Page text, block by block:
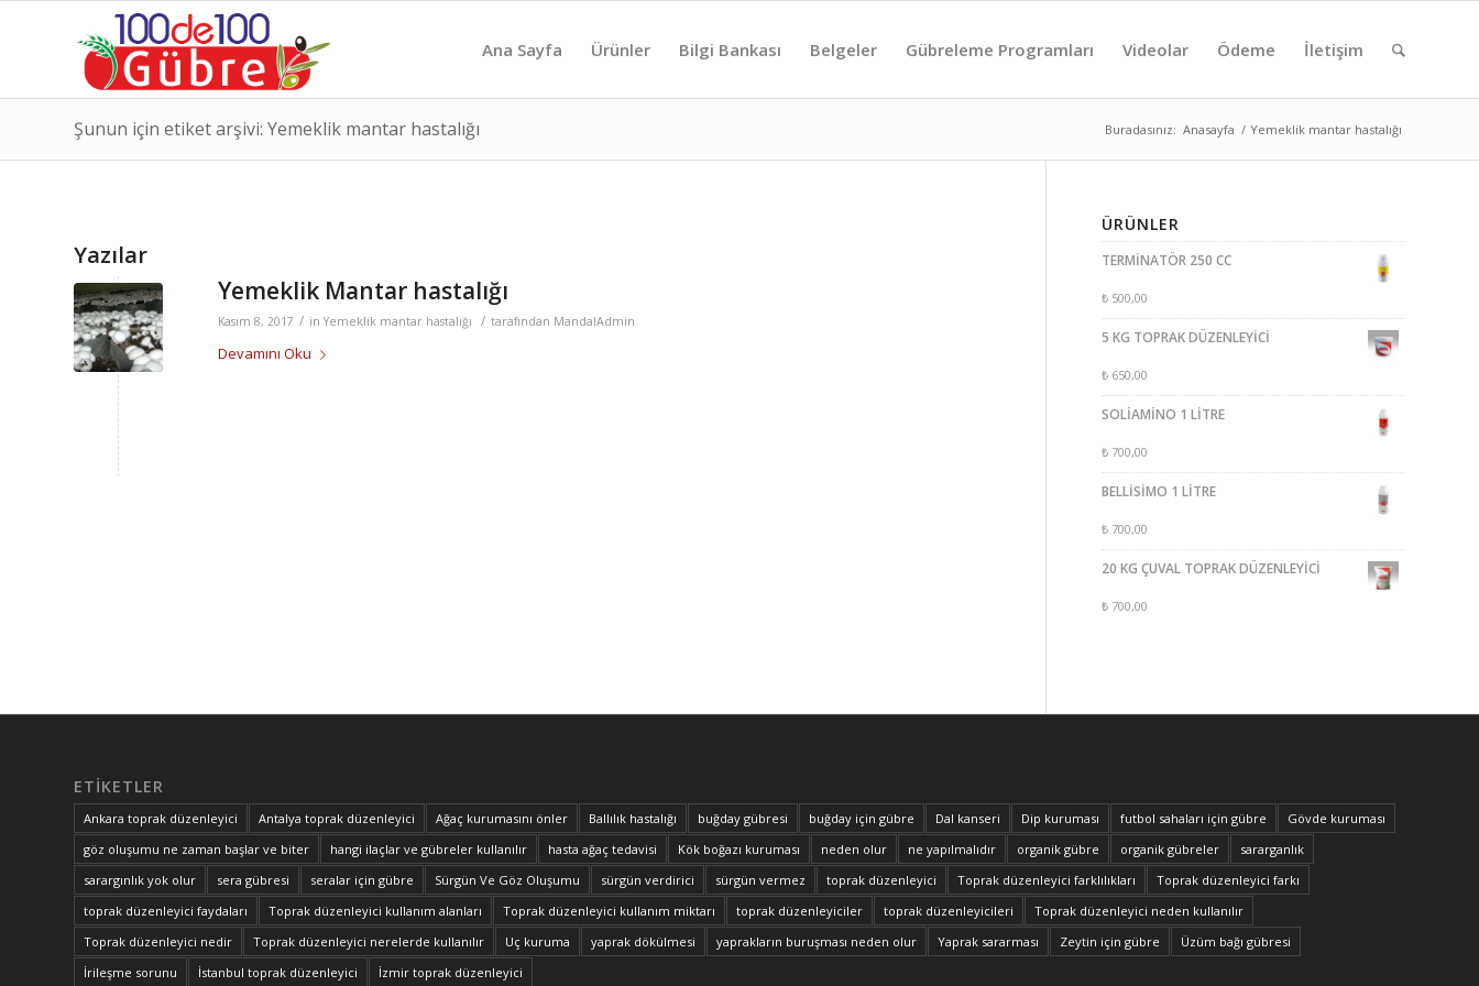
Ana Sayfa Ürünler Bilgi Bankası Belgeler Gübreleme Programları Videolar Ödeme İletişim
Şunun için etiket arşivi: Yemeklik mantar hastalığı Buradasınız: Anasayfa / Yemeklik mantar hastalığı
Yazılar
Yemeklik Mantar hastalığı
Kasım 8, 2017 / in Yemeklik mantar hastalığı / tarafından MandalAdmin
Devamını Oku
ÜRÜNLER
TERMİNATÖR 250 CC
₺ 500,00
5 KG TOPRAK DÜZENLEYİCİ
₺ 650,00
SOLİAMİNO 1 LİTRE
₺ 700,00
BELLİSİMO 1 LİTRE
₺ 700,00
20 KG ÇUVAL TOPRAK DÜZENLEYİCİ
₺ 700,00
ETIKETLER
Ankara toprak düzenleyici Antalya toprak düzenleyici Ağaç kurumasını önler Ballılık hastalığı buğday gübresi buğday için gübre Dal kanseri Dip kuruması futbol sahaları için gübre
Gövde kuruması
göz oluşumu ne zaman başlar ve biter
hangi ilaçlar ve gübreler kullanılır hasta ağaç tedavisi Kök boğazı kuruması neden olur ne yapılmalıdır organik gübre organik gübreler
sararganlık
sarargınlık yok olur
sera gübresi seralar için gübre Sürgün Ve Göz Oluşumu sürgün verdirici sürgün vermez toprak düzenleyici Toprak düzenleyici farklılıkları
Toprak düzenleyici farkı
toprak düzenleyici faydaları
Toprak düzenleyici kullanım alanları Toprak düzenleyici kullanım miktarı toprak düzenleyiciler toprak düzenleyicileri
Toprak düzenleyici neden kullanılır
Toprak düzenleyici nedir
Toprak düzenleyici nerelerde kullanılır Uç kuruma yaprak dökülmesi yaprakların buruşması neden olur Yaprak sararması Zeytin için gübre
Üzüm bağı gübresi
İrileşme sorunu
İstanbul toprak düzenleyici İzmir toprak düzenleyici